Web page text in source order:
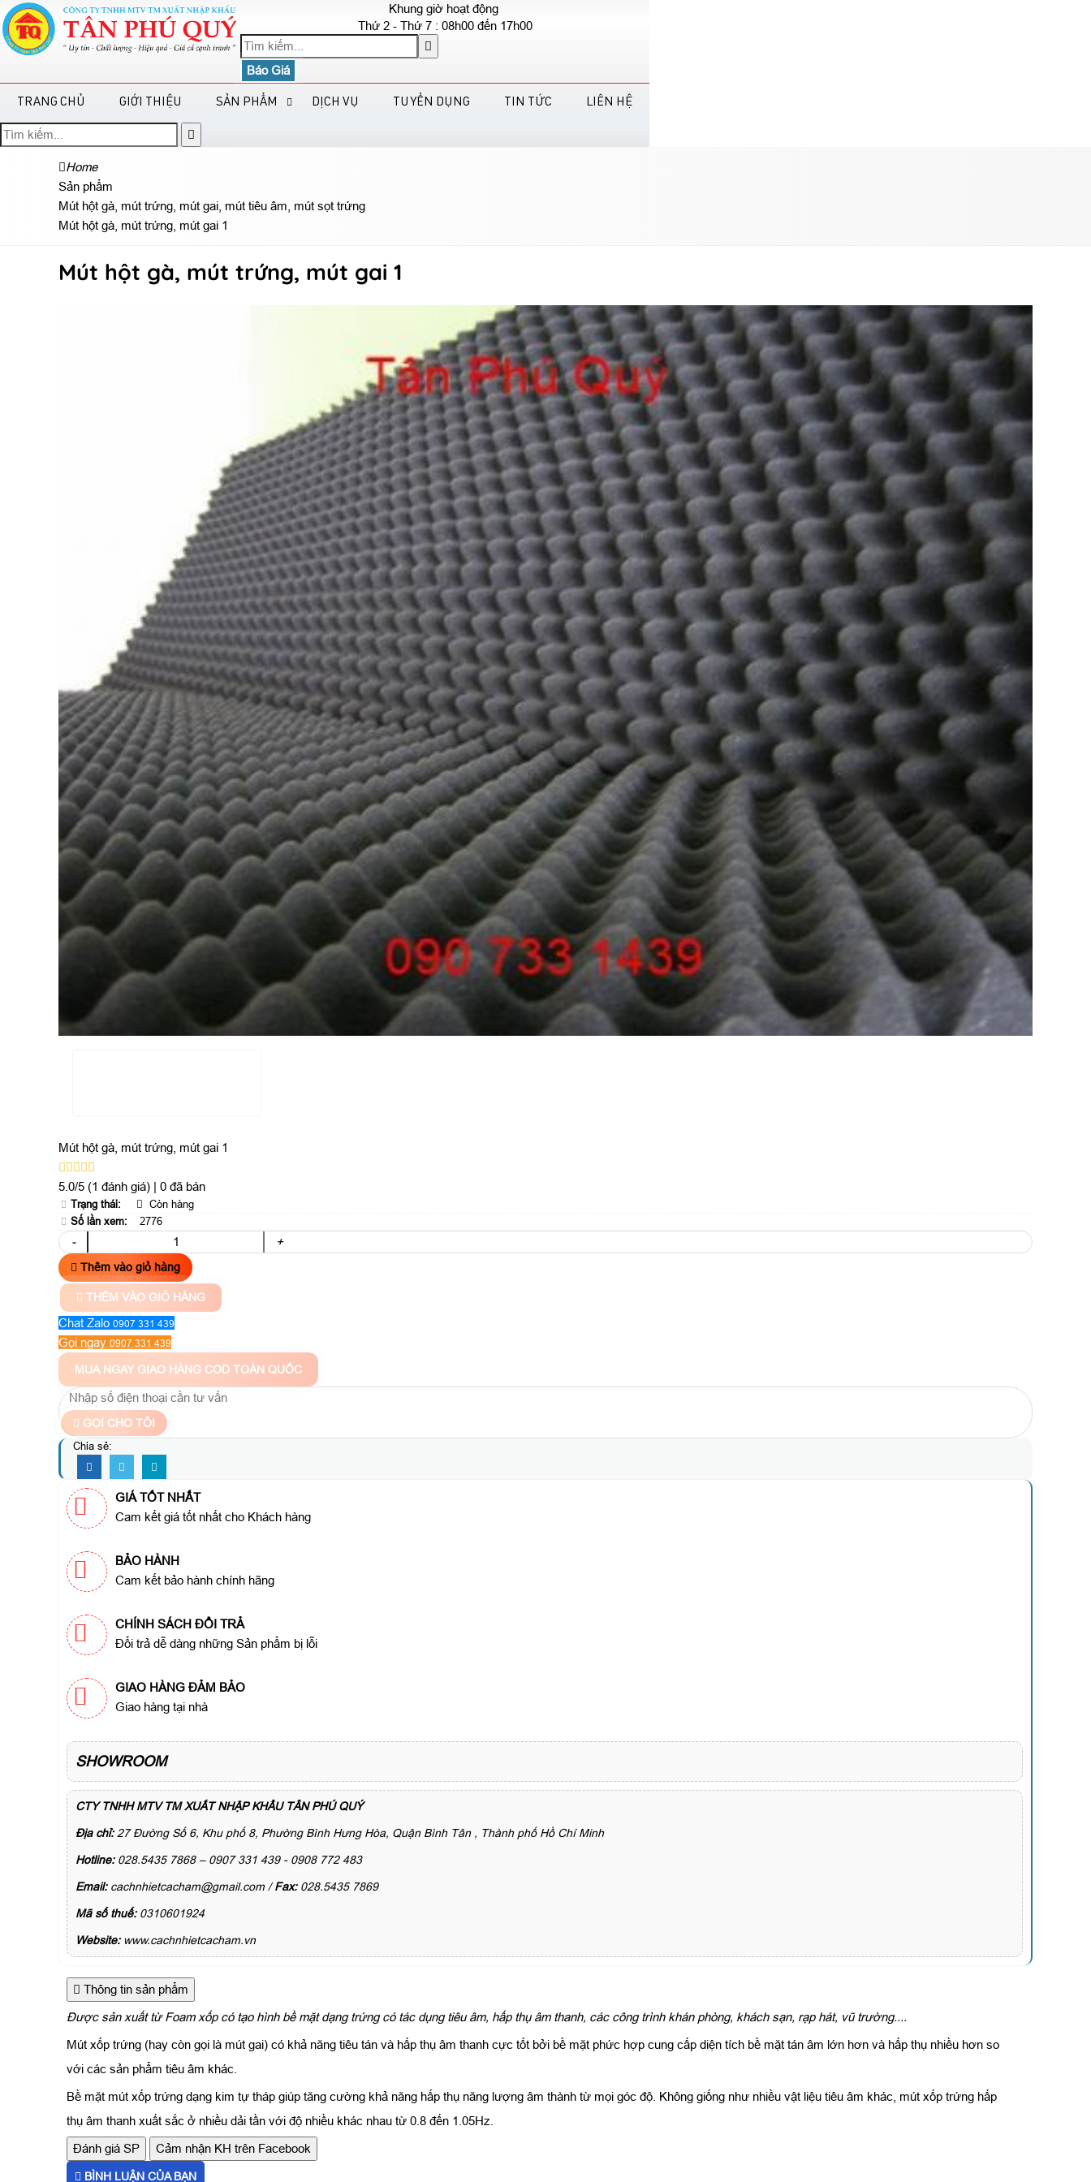
Khung giờ hoạt động
Thứ 2 - Thứ 7 : 08h00 đến 17h00
Báo Giá
TRANG CHỦ GIỚI THIỆU SẢN PHẨM DỊCH VỤ TUYỂN DỤNG TIN TỨC LIÊN HỆ
Home
Sản phẩm
Mút hột gà, mút trứng, mút gai, mút tiêu âm, mút sọt trứng
Mút hột gà, mút trứng, mút gai 1
Mút hột gà, mút trứng, mút gai 1
Mút hột gà, mút trứng, mút gai 1
5.0/5 (1 đánh giá) | 0 đã bán
Trạng thái:
Còn hàng
Số lần xem:
2776
- +
Thêm vào giỏ hàng
THÊM VÀO GIỎ HÀNG
Chat Zalo 0907 331 439
Gọi ngay 0907 331 439
MUA NGAY GIAO HÀNG COD TOÀN QUỐC
GỌI CHO TÔI
Chia sẻ:
GIÁ TỐT NHẤT
Cam kết giá tốt nhất cho Khách hàng
BẢO HÀNH
Cam kết bảo hành chính hãng
CHÍNH SÁCH ĐỔI TRẢ
Đổi trả dễ dàng những Sản phẩm bị lỗi
GIAO HÀNG ĐẢM BẢO
Giao hàng tại nhà
SHOWROOM
CTY TNHH MTV TM XUẤT NHẬP KHẨU TÂN PHÚ QUÝ
Địa chỉ:27 Đường Số 6, Khu phố 8, Phường Bình Hưng Hòa, Quận Bình Tân , Thành phố Hồ Chí Minh
Hotline: 028.5435 7868 – 0907 331 439 - 0908 772 483
Email:cachnhietcacham@gmail.com /Fax:028.5435 7869
Mã số thuế: 0310601924
Website:www.cachnhietcacham.vn
Thông tin sản phẩm
Được sản xuất từ Foam xốp có tạo hình bề mặt dạng trứng có tác dụng tiêu âm, hấp thụ âm thanh, các công trình khán phòng, khách sạn, rạp hát, vũ trường....
Mút xốp trứng (hay còn gọi là mút gai) có khả năng tiêu tán và hấp thụ âm thanh cực tốt bởi bề mặt phức hợp cung cấp diện tích bề mặt tán âm lớn hơn và hấp thụ nhiều hơn so
với các sản phẩm tiêu âm khác.
Bề mặt mút xốp trứng dạng kim tự tháp giúp tăng cường khả năng hấp thụ năng lượng âm thành từ mọi góc độ. Không giống như nhiều vật liệu tiêu âm khác, mút xốp trứng hấp
thụ âm thanh xuất sắc ở nhiều dải tần với độ nhiều khác nhau từ 0.8 đến 1.05Hz.
Đánh giá SP
Cảm nhận KH trên Facebook
BÌNH LUẬN CỦA BẠN